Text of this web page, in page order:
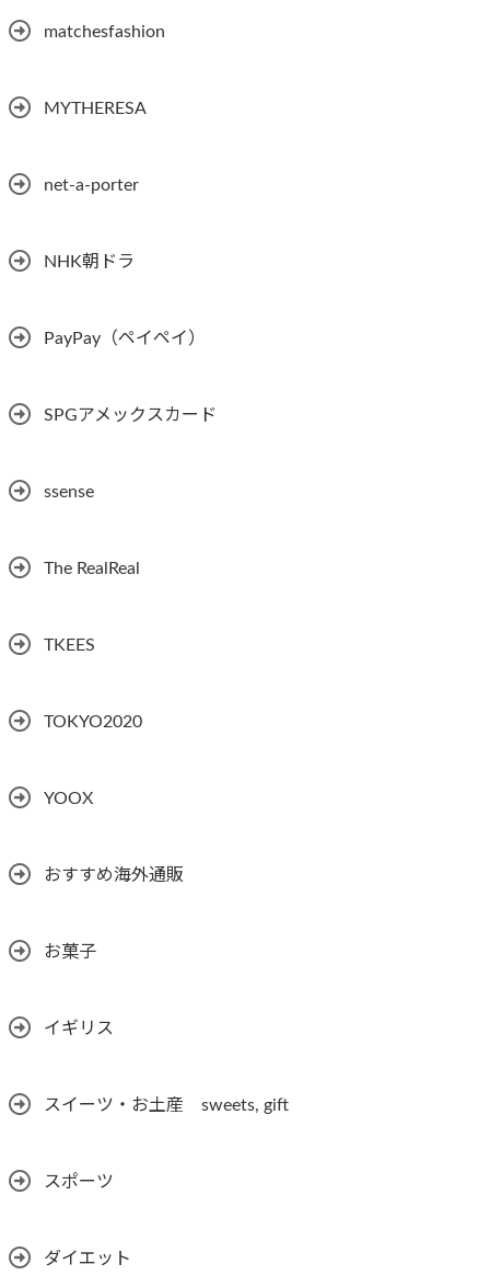
matchesfashion
MYTHERESA
net-a-porter
NHK朝ドラ
PayPay（ペイペイ）
SPGアメックスカード
ssense
The RealReal
TKEES
TOKYO2020
YOOX
おすすめ海外通販
お菓子
イギリス
スイーツ・お土産 sweets, gift
スポーツ
ダイエット